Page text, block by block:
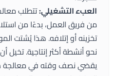
العبء التشغيلي:تتطلب
من فريق العمل، بدءًا من
تخزينه أو إتلافه. هذا يُشتت
نحو أنشطة أكثر إنتاجية. تخيل
يقضي نصف وقته في معالجة